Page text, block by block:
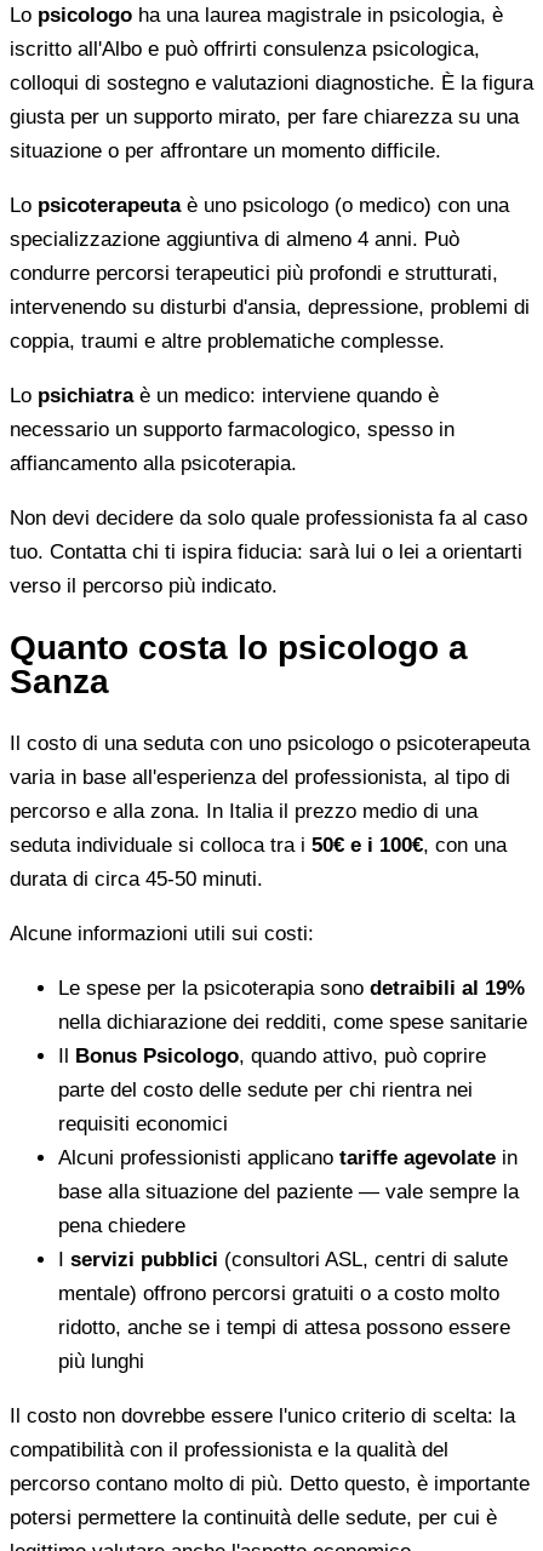
Lo psicologo ha una laurea magistrale in psicologia, è
iscritto all'Albo e può offrirti consulenza psicologica,
colloqui di sostegno e valutazioni diagnostiche. È la figura
giusta per un supporto mirato, per fare chiarezza su una
situazione o per affrontare un momento difficile.
Lo psicoterapeutaè uno psicologo (o medico) con una
specializzazione aggiuntiva di almeno 4 anni. Può
condurre percorsi terapeutici più profondi e strutturati,
intervenendo su disturbi d'ansia, depressione, problemi di
coppia, traumi e altre problematiche complesse.
Lo psichiatraè un medico: interviene quando è
necessario un supporto farmacologico, spesso in
affiancamento alla psicoterapia.
Non devi decidere da solo quale professionista fa al caso
tuo. Contatta chi ti ispira fiducia: sarà lui o lei a orientarti
verso il percorso più indicato.
Quanto costa lo psicologo a
Sanza
Il costo di una seduta con uno psicologo o psicoterapeuta
varia in base all'esperienza del professionista, al tipo di
percorso e alla zona. In Italia il prezzo medio di una
seduta individuale si colloca tra i 50€ e i 100€, con una
durata di circa 45-50 minuti.
Alcune informazioni utili sui costi:
Le spese per la psicoterapia sono detraibili al 19%
nella dichiarazione dei redditi, come spese sanitarie
Il Bonus Psicologo, quando attivo, può coprire
parte del costo delle sedute per chi rientra nei
requisiti economici
Alcuni professionisti applicano tariffe agevolate in
base alla situazione del paziente — vale sempre la
pena chiedere
I servizi pubblici (consultori ASL, centri di salute
mentale) offrono percorsi gratuiti o a costo molto
ridotto, anche se i tempi di attesa possono essere
più lunghi
Il costo non dovrebbe essere l'unico criterio di scelta: la
compatibilità con il professionista e la qualità del
percorso contano molto di più. Detto questo, è importante
potersi permettere la continuità delle sedute, per cui è